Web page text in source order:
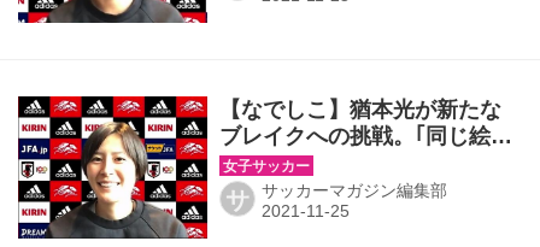
【なでしこ】猶本光が新たな
ブレイクへの挑戦。｢同じ絵を
描いていけば｣という楽しみを
胸に
サ サッカーマガジン編集部